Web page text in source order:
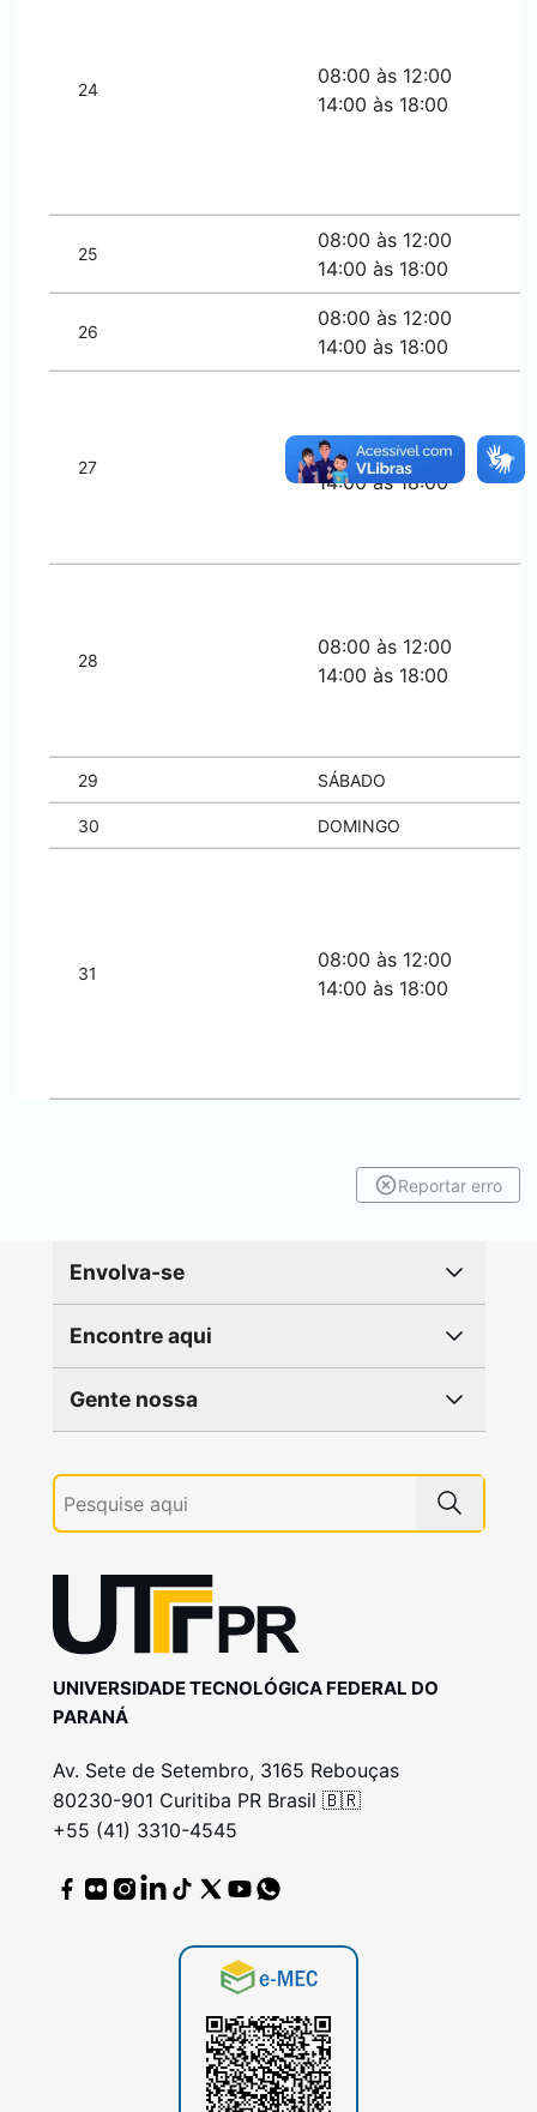
24
08:00 às 12:00
14:00 às 18:00
25
08:00 às 12:00
14:00 às 18:00
26
08:00 às 12:00
14:00 às 18:00
27
08:00 às 12:00
14:00 às 18:00
28
08:00 às 12:00
14:00 às 18:00
29 SÁBADO
30 DOMINGO
31
08:00 às 12:00
14:00 às 18:00
Reportar erro
Envolva-se
Encontre aqui
Gente nossa
UNIVERSIDADE TECNOLÓGICA FEDERAL DO
PARANÁ
Av. Sete de Setembro, 3165 Rebouças
80230-901 Curitiba PR Brasil 🇧🇷
+55 (41) 3310-4545